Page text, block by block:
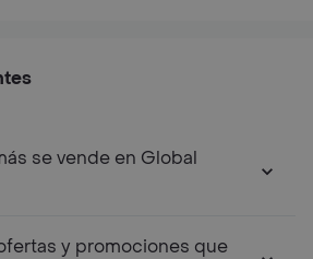
se vende en Global
y promociones que